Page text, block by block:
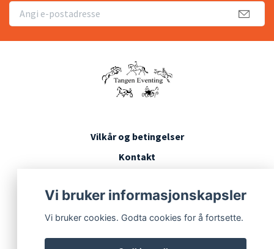
Vilkår og betingelser
Kontakt
Vi bruker informasjonskapsler
Vi bruker cookies. Godta cookies for å fortsette.